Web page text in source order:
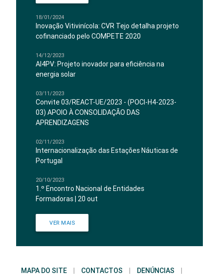
18/01/2024
Inovação Vitivinícola: CVR Tejo detalha projeto
cofinanciado pelo COMPETE 2020
14/12/2023
AI4PV: Projeto inovador para eficiência na
energia solar
03/11/2023
Convite 03/REACT-UE/2023 - (POCI-H4-2023-
03) APOIO À CONSOLIDAÇÃO DAS
APRENDIZAGENS
02/11/2023
Internacionalização das Estações Náuticas de
Portugal
20/10/2023
1.º Encontro Nacional de Entidades
Formadoras | 20 out
VER MAIS
MAPA DO SITE | CONTACTOS | DENÚNCIAS |